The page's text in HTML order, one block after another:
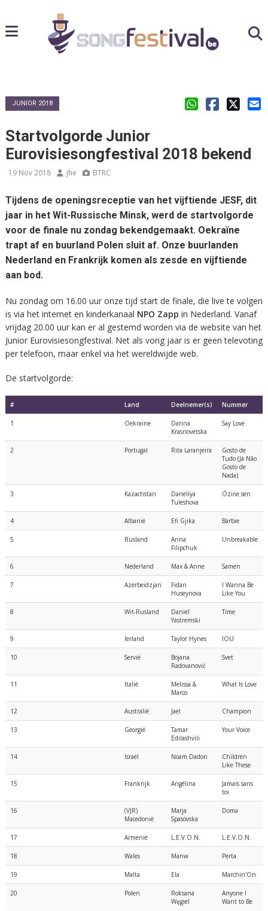
JUNIOR 2018
Startvolgorde Junior
Eurovisiesongfestival 2018 bekend
19 Nov 2018 jhe BTRC
Tijdens de openingsreceptie van het vijftiende JESF, dit
jaar in het Wit-Russische Minsk, werd de startvolgorde
voor de finale nu zondag bekendgemaakt. Oekraïne
trapt af en buurland Polen sluit af. Onze buurlanden
Nederland en Frankrijk komen als zesde en vijftiende
aan bod.
Nu zondag om 16.00 uur onze tijd start de finale, die live te volgen
is via het internet en kinderkanaal NPO Zapp in Nederland. Vanaf
vrijdag 20.00 uur kan er al gestemd worden via de website van het
Junior Eurovisiesongfestival. Net als vorig jaar is er geen televoting
per telefoon, maar enkel via het wereldwijde web.
De startvolgorde:
# Land Deelnemer(s) Nummer
1 Oekraïne
Darina
Krasnovetska
Say Love
2 Portugal Rita Laranjeira
Gosto de
Tudo (Já Não
Gosto de
Nada)
3 Kazachstan
Daneliya
Tuleshova
Ózińe sen
4 Albanië Efi Gjika Barbie
5 Rusland
Anna
Filipchuk
Unbreakable
6 Nederland Max & Anne Samen
7 Azerbeidzjan
Fidan
Huseynova
I Wanna Be
Like You
8 Wit-Rusland
Daniel
Yastremski
Time
9 Ierland Taylor Hynes IOU
10 Servië
Bojana
Radovanović
Svet
11 Italië
Melissa &
Marco
What Is Love
12 Australië Jael Champion
13 Georgië
Tamar
Edilashvili
Your Voice
14 Israël Noam Dadon
Children
Like These
15 Frankrijk Angélina
Jamais sans
toi
16
(VJR)
Macedonië
Marja
Spasovska
Doma
17 Armenië L.E.V.O.N. L.E.V.O.N.
18 Wales Manw Perta
19 Malta Ela Marchin'On
20 Polen
Roksana
Węgiel
Anyone I
Want to Be